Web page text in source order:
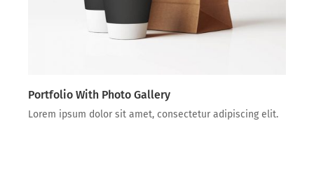
Portfolio With Photo Gallery
Lorem ipsum dolor sit amet, consectetur adipiscing elit.